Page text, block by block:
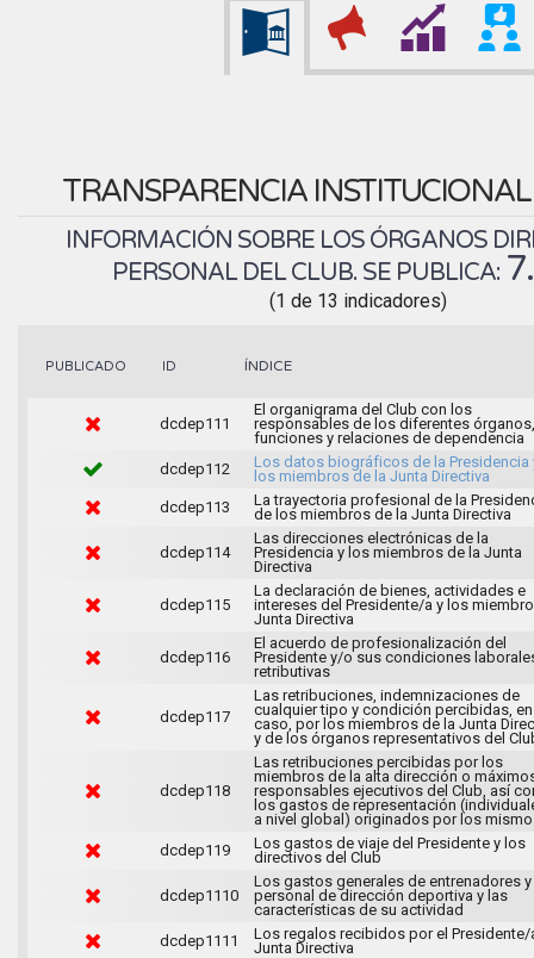
TRANSPARENCIA
INFORMACIÓN SOBRE LOS ÓRGANOS
PERSONAL DEL CLUB. SE PUBLICA:
(1 de 13 indicadores)
PUBLICADO ID ÍNDICE
dcdep111
El organigrama del Club con los
responsables de los diferentes
funciones y relaciones de dependencia
dcdep112
Los datos biográficos de la Presidencia
los miembros de la Junta Directiva
dcdep113
La trayectoria profesional de la
de los miembros de la Junta Directiva
dcdep114
Las direcciones electrónicas de la
Presidencia y los miembros de la Junta
Directiva
dcdep115
La declaración de bienes, actividades e
intereses del Presidente/a y los
Junta Directiva
dcdep116
El acuerdo de profesionalización del
Presidente y/o sus condiciones
retributivas
dcdep117
Las retribuciones, indemnizaciones de
cualquier tipo y condición percibidas,
caso, por los miembros de la Junta
y de los órganos representativos del
dcdep118
Las retribuciones percibidas por los
miembros de la alta dirección o
responsables ejecutivos del Club, así
los gastos de representación
a nivel global) originados por los
dcdep119
Los gastos de viaje del Presidente y los
directivos del Club
dcdep1110
Los gastos generales de entrenadores y
personal de dirección deportiva y las
características de su actividad
dcdep1111
Los regalos recibidos por el Presidente/
Junta Directiva